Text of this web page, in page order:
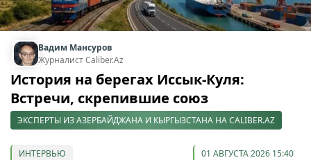
Вадим Мансуров
Журналист Caliber.Az
История на берегах Иссык-Куля:
Встречи, скрепившие союз
ЭКСПЕРТЫ ИЗ АЗЕРБАЙДЖАНА И КЫРГЫЗСТАНА НА CALIBER.AZ
ИНТЕРВЬЮ 01 АВГУСТА 2026 15:40